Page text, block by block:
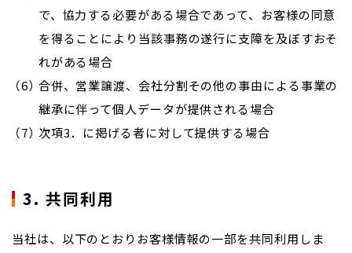
で、協力する必要がある場合であって、お客様の同意
を得ることにより当該事務の遂行に支障を及ぼすおそ
れがある場合
合併、営業譲渡、会社分割その他の事由による事業の
継承に伴って個人データが提供される場合
次項3．に掲げる者に対して提供する場合
3. 共同利用
当社は、以下のとおりお客様情報の一部を共同利用しま